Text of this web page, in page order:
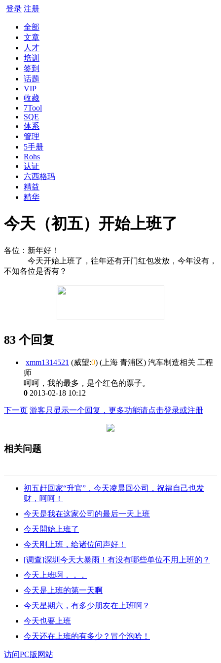
登录 注册
全部
文章
人才
培训
签到
话题
VIP
收藏
7Tool
SQE
体系
管理
5手册
Rohs
认证
六西格玛
精益
精华
今天（初五）开始上班了
各位：新年好！
今天开始上班了，往年还有开门红包发放，今年没有，
不知各位是否有？
83 个回复
xmm1314521 (威望:0) (上海 青浦区) 汽车制造相关 工程
师
呵呵，我的最多，是个红色的票子。
0 2013-02-18 10:12
下一页 游客只显示一个回复，更多功能请点击登录或注册
相关问题
初五赶回家“升官”，今天凌晨回公司，祝福自己也发
财，呵呵！
今天是我在这家公司的最后一天上班
今天開始上班了
今天刚上班，给诸位问声好！
[调查]深圳今天大暴雨！有没有哪些单位不用上班的？
今天上班啊．．．
今天是上班的第一天啊
今天星期六，有多少朋友在上班啊？
今天也要上班
今天还在上班的有多少？冒个泡哈！
访问PC版网站